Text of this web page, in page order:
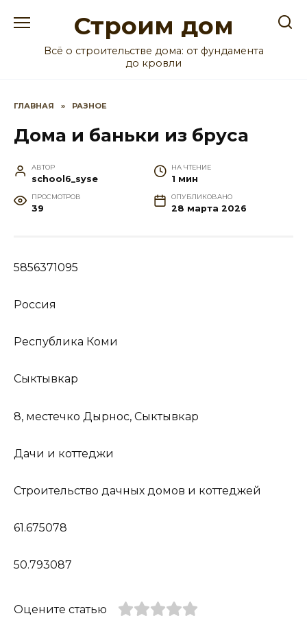
Строим дом
Всё о строительстве дома: от фундамента
до кровли
ГЛАВНАЯ » РАЗНОЕ
Дома и баньки из бруса
АВТОР
school6_syse
НА ЧТЕНИЕ
1 мин
ПРОСМОТРОВ
39
ОПУБЛИКОВАНО
28 марта 2026
5856371095
Россия
Республика Коми
Сыктывкар
8, местечко Дырнос, Сыктывкар
Дачи и коттеджи
Строительство дачных домов и коттеджей
61.675078
50.793087
Оцените статью